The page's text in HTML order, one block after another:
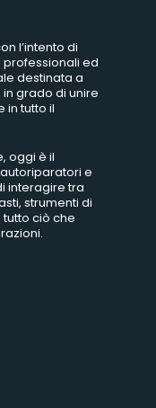
l’intento di
ed
destinata a
grado di unire
in tutto il
oggi è il
e
interagire tra
strumenti di
ciò che